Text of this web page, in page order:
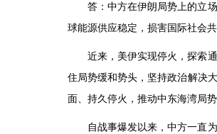
答：中方在伊朗局势上的立
球能源供应稳定，损害国际社会
近来，美伊实现停火，探索
住局势缓和势头，坚持政治解决
面、持久停火，推动中东海湾局
自战事爆发以来，中方一直